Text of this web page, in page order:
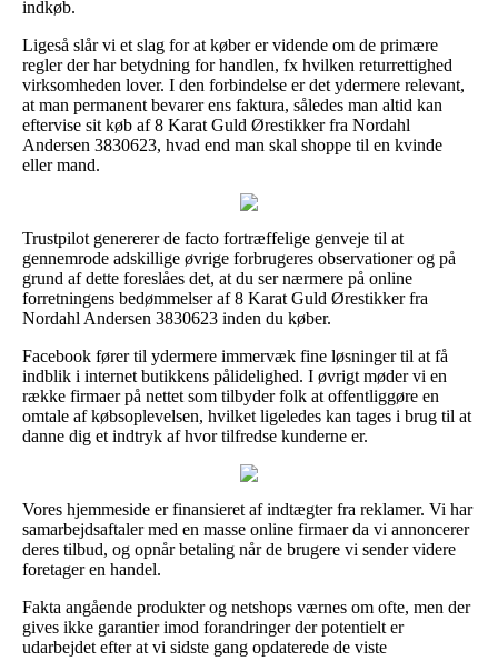
indkøb.
Ligeså slår vi et slag for at køber er vidende om de primære
regler der har betydning for handlen, fx hvilken returrettighed
virksomheden lover. I den forbindelse er det ydermere relevant,
at man permanent bevarer ens faktura, således man altid kan
eftervise sit køb af 8 Karat Guld Ørestikker fra Nordahl
Andersen 3830623, hvad end man skal shoppe til en kvinde
eller mand.
Trustpilot genererer de facto fortræffelige genveje til at
gennemrode adskillige øvrige forbrugeres observationer og på
grund af dette foreslåes det, at du ser nærmere på online
forretningens bedømmelser af 8 Karat Guld Ørestikker fra
Nordahl Andersen 3830623 inden du køber.
Facebook fører til ydermere immervæk fine løsninger til at få
indblik i internet butikkens pålidelighed. I øvrigt møder vi en
række firmaer på nettet som tilbyder folk at offentliggøre en
omtale af købsoplevelsen, hvilket ligeledes kan tages i brug til at
danne dig et indtryk af hvor tilfredse kunderne er.
Vores hjemmeside er finansieret af indtægter fra reklamer. Vi har
samarbejdsaftaler med en masse online firmaer da vi annoncerer
deres tilbud, og opnår betaling når de brugere vi sender videre
foretager en handel.
Fakta angående produkter og netshops værnes om ofte, men der
gives ikke garantier imod forandringer der potentielt er
udarbejdet efter at vi sidste gang opdaterede de viste